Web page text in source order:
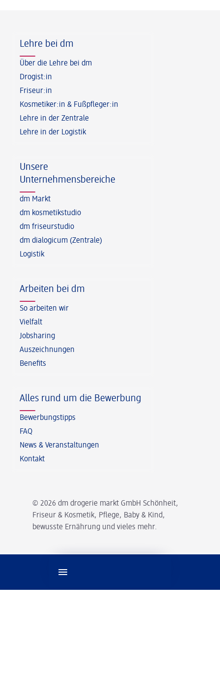
© 2026 dm drogerie markt GmbH Schönheit,
Friseur & Kosmetik, Pflege, Baby & Kind,
bewusste Ernährung und vieles mehr.
Lehre bei dm
Über die Lehre bei dm
Drogist:in
Friseur:in
Kosmetiker:in & Fußpfleger:in
Lehre in der Zentrale
Lehre in der Logistik
Unsere
Unternehmensbereiche
dm Markt
dm kosmetikstudio
dm friseurstudio
dm dialogicum (Zentrale)
Logistik
Arbeiten bei dm
So arbeiten wir
Vielfalt
Jobsharing
Auszeichnungen
Benefits
Alles rund um die Bewerbung
Bewerbungstipps
FAQ
News & Veranstaltungen
Kontakt